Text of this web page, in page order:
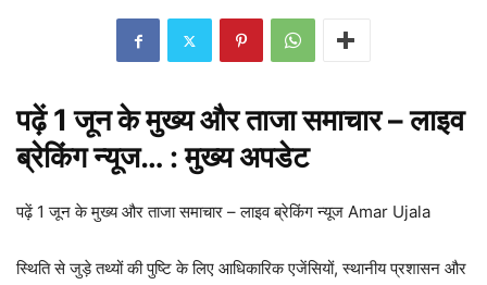
पढ़ें 1जूनके मुख्य और ताजासमाचार– लाइव
ब्रेकिंग न्यूज… : मुख्यअपडेट
पढ़ें 1 जून के मुख्य और ताजा समाचार – लाइव ब्रेकिंग न्यूज Amar Ujala
स्थिति से जुड़े तथ्यों की पुष्टि के लिए आधिकारिक एजेंसियों, स्थानीय प्रशासन और